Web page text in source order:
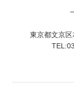
東京都文京